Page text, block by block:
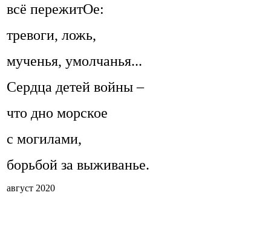
всё пережитОе:
тревоги, ложь,
мученья, умолчанья...
Сердца детей войны –
что дно морское
с могилами,
борьбой за выживанье.
август 2020